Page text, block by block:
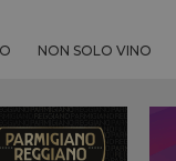
NON SOLO VINO